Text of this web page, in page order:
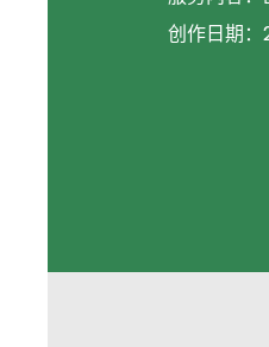
创作日期：